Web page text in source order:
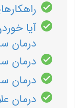
آیا
درمان
درمان
درمان
درمان